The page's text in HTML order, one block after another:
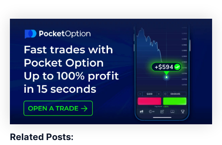
Related Posts: